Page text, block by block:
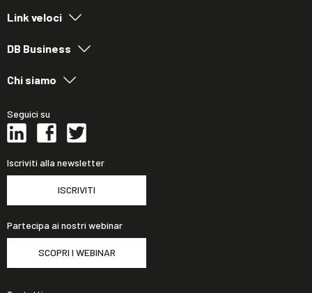
Link veloci
DB Business
Chi siamo
Seguici su
Iscriviti alla newsletter
ISCRIVITI
Partecipa ai nostri webinar
SCOPRI I WEBINAR